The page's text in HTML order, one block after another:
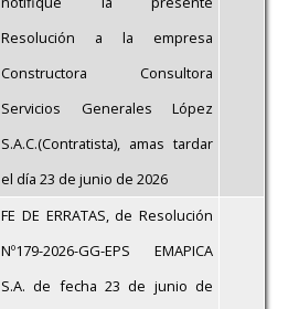
Resolución a la empresa
Constructora Consultora
Servicios Generales López
S.A.C.(Contratista), amas tardar
el día 23 de junio de 2026
FE DE ERRATAS, de Resolución
Nº179-2026-GG-EPS EMAPICA
S.A. de fecha 23 de junio de